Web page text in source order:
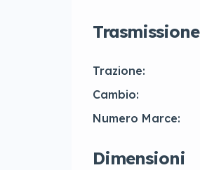
Trasmissione
Trazione:
Cambio:
Numero Marce:
Dimensioni